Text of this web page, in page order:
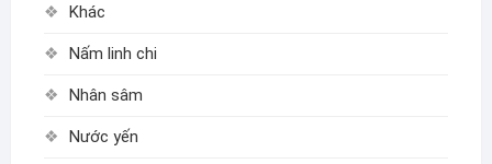
Khác
Nấm linh chi
Nhân sâm
Nước yến